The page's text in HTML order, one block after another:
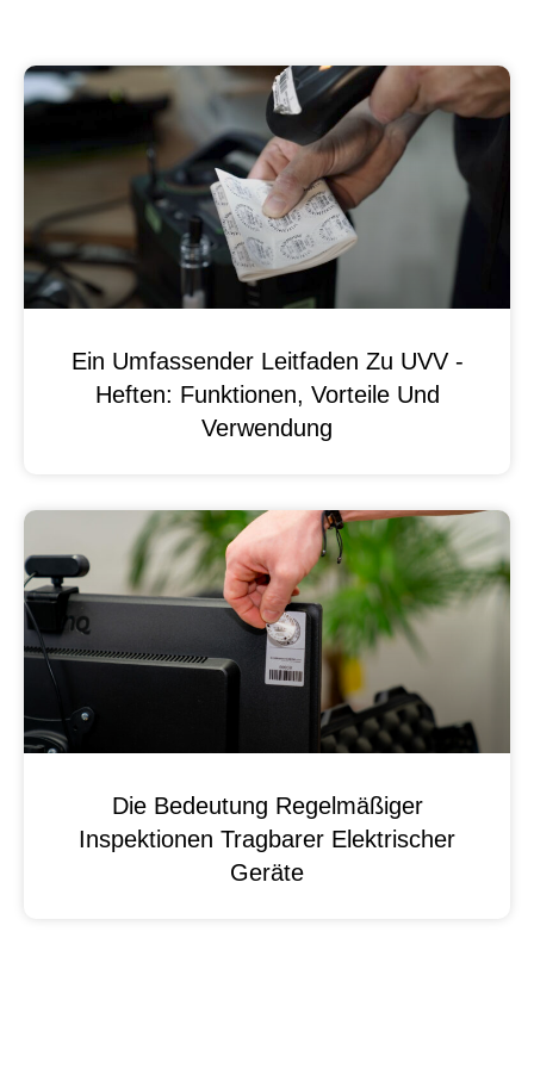
Ein Umfassender Leitfaden Zu UVV -
Heften: Funktionen, Vorteile Und
Verwendung
Die Bedeutung Regelmäßiger
Inspektionen Tragbarer Elektrischer
Geräte